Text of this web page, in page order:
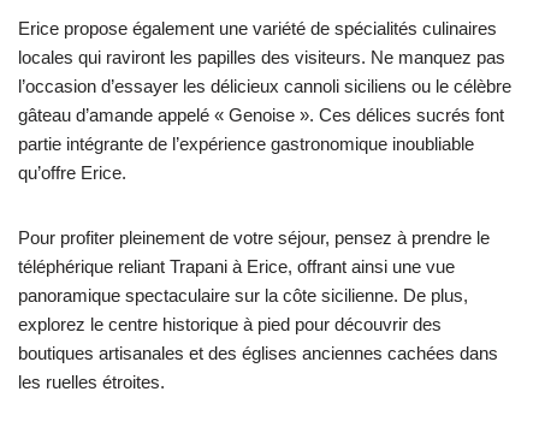
Erice propose également une variété de spécialités culinaires
locales qui raviront les papilles des visiteurs. Ne manquez pas
l’occasion d’essayer les délicieux cannoli siciliens ou le célèbre
gâteau d’amande appelé « Genoise ». Ces délices sucrés font
partie intégrante de l’expérience gastronomique inoubliable
qu’offre Erice.
Pour profiter pleinement de votre séjour, pensez à prendre le
téléphérique reliant Trapani à Erice, offrant ainsi une vue
panoramique spectaculaire sur la côte sicilienne. De plus,
explorez le centre historique à pied pour découvrir des
boutiques artisanales et des églises anciennes cachées dans
les ruelles étroites.